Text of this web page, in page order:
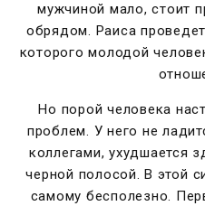
мужчиной мало, стоит
обрядом. Раиса
которого молодой
Но порой человека
проблем. У него не
коллегами, ухудшается
черной полосой. В этой
самому бесполезно.